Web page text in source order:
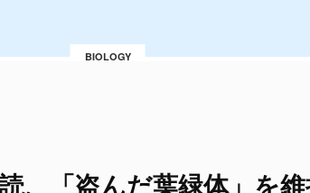
BIOLOGY
、「盗んだ葉緑体」を